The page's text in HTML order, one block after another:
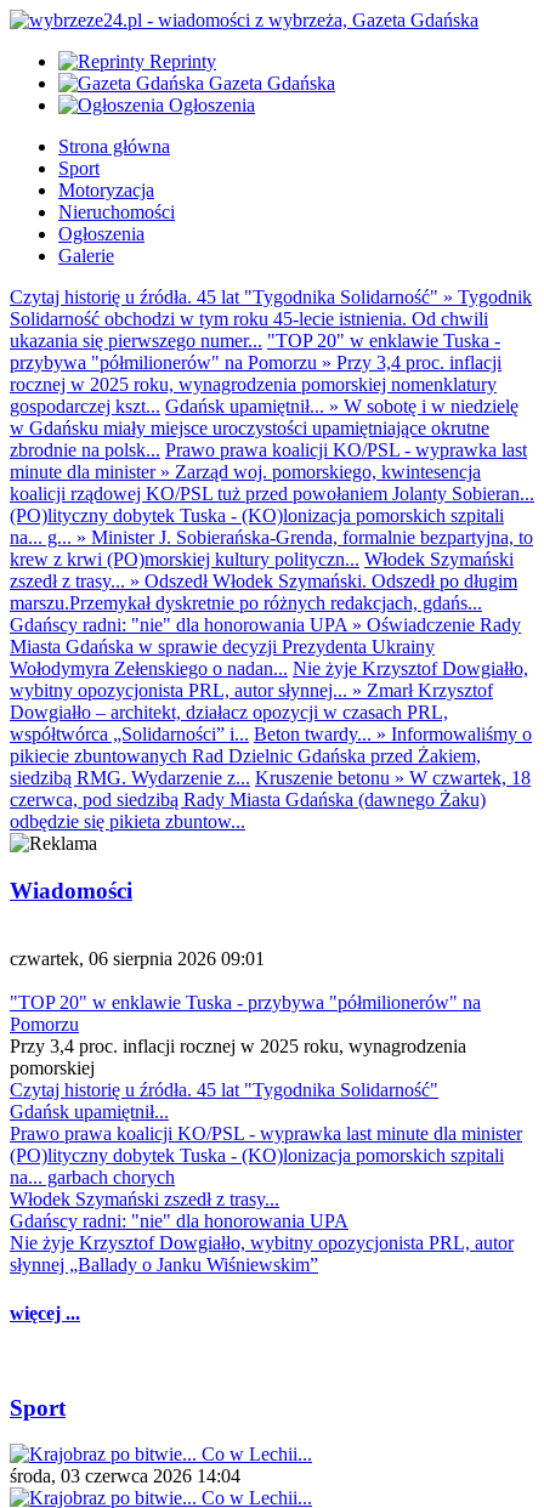
Reprinty
Gazeta Gdańska
Ogłoszenia
Strona główna
Sport
Motoryzacja
Nieruchomości
Ogłoszenia
Galerie
Czytaj historię u źródła. 45 lat "Tygodnika Solidarność" » Tygodnik
Solidarność obchodzi w tym roku 45-lecie istnienia. Od chwili
ukazania się pierwszego numer... "TOP 20" w enklawie Tuska -
przybywa "półmilionerów" na Pomorzu » Przy 3,4 proc. inflacji
rocznej w 2025 roku, wynagrodzenia pomorskiej nomenklatury
gospodarczej kszt... Gdańsk upamiętnił... » W sobotę i w niedzielę
w Gdańsku miały miejsce uroczystości upamiętniające okrutne
zbrodnie na polsk... Prawo prawa koalicji KO/PSL - wyprawka last
minute dla minister» Zarząd woj. pomorskiego, kwintesencja
koalicji rządowej KO/PSL tuż przed powołaniem Jolanty Sobieran...
(PO)lityczny dobytek Tuska - (KO)lonizacja pomorskich szpitali
na... g... » Minister J. Sobierańska-Grenda, formalnie bezpartyjna, to
krew z krwi (PO)morskiej kultury polityczn... Włodek Szymański
zszedł z trasy... » Odszedł Włodek Szymański. Odszedł po długim
marszu.Przemykał dyskretnie po różnych redakcjach, gdańs...
Gdańscy radni: "nie" dla honorowania UPA » Oświadczenie Rady
Miasta Gdańska w sprawie decyzji Prezydenta Ukrainy
Wołodymyra Zełenskiego o nadan... Nie żyje Krzysztof Dowgiałło,
wybitny opozycjonista PRL, autor słynnej... » Zmarł Krzysztof
Dowgiałło – architekt, działacz opozycji w czasach PRL,
współtwórca „Solidarności” i... Beton twardy... » Informowaliśmy o
pikiecie zbuntowanych Rad Dzielnic Gdańska przed Żakiem,
siedzibą RMG. Wydarzenie z... Kruszenie betonu » W czwartek, 18
czerwca, pod siedzibą Rady Miasta Gdańska (dawnego Żaku)
odbędzie się pikieta zbuntow...
Wiadomości
czwartek, 06 sierpnia 2026 09:01
"TOP 20" w enklawie Tuska - przybywa "półmilionerów" na
Pomorzu
Przy 3,4 proc. inflacji rocznej w 2025 roku, wynagrodzenia
pomorskiej
Czytaj historię u źródła. 45 lat "Tygodnika Solidarność"
Gdańsk upamiętnił...
Prawo prawa koalicji KO/PSL - wyprawka last minute dla minister
(PO)lityczny dobytek Tuska - (KO)lonizacja pomorskich szpitali
na... garbach chorych
Włodek Szymański zszedł z trasy...
Gdańscy radni: "nie" dla honorowania UPA
Nie żyje Krzysztof Dowgiałło, wybitny opozycjonista PRL, autor
słynnej „Ballady o Janku Wiśniewskim”
więcej ...
Sport
środa, 03 czerwca 2026 14:04